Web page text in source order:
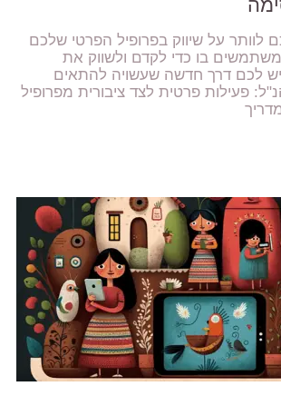
לוותר על שיווק בפרופיל הפרטי שלכם
בו כדי לקדם ולשווק את
לכם דרך חדשה שעשויה להתאים
פעילות פרטית לצד ציבורית מפרופיל